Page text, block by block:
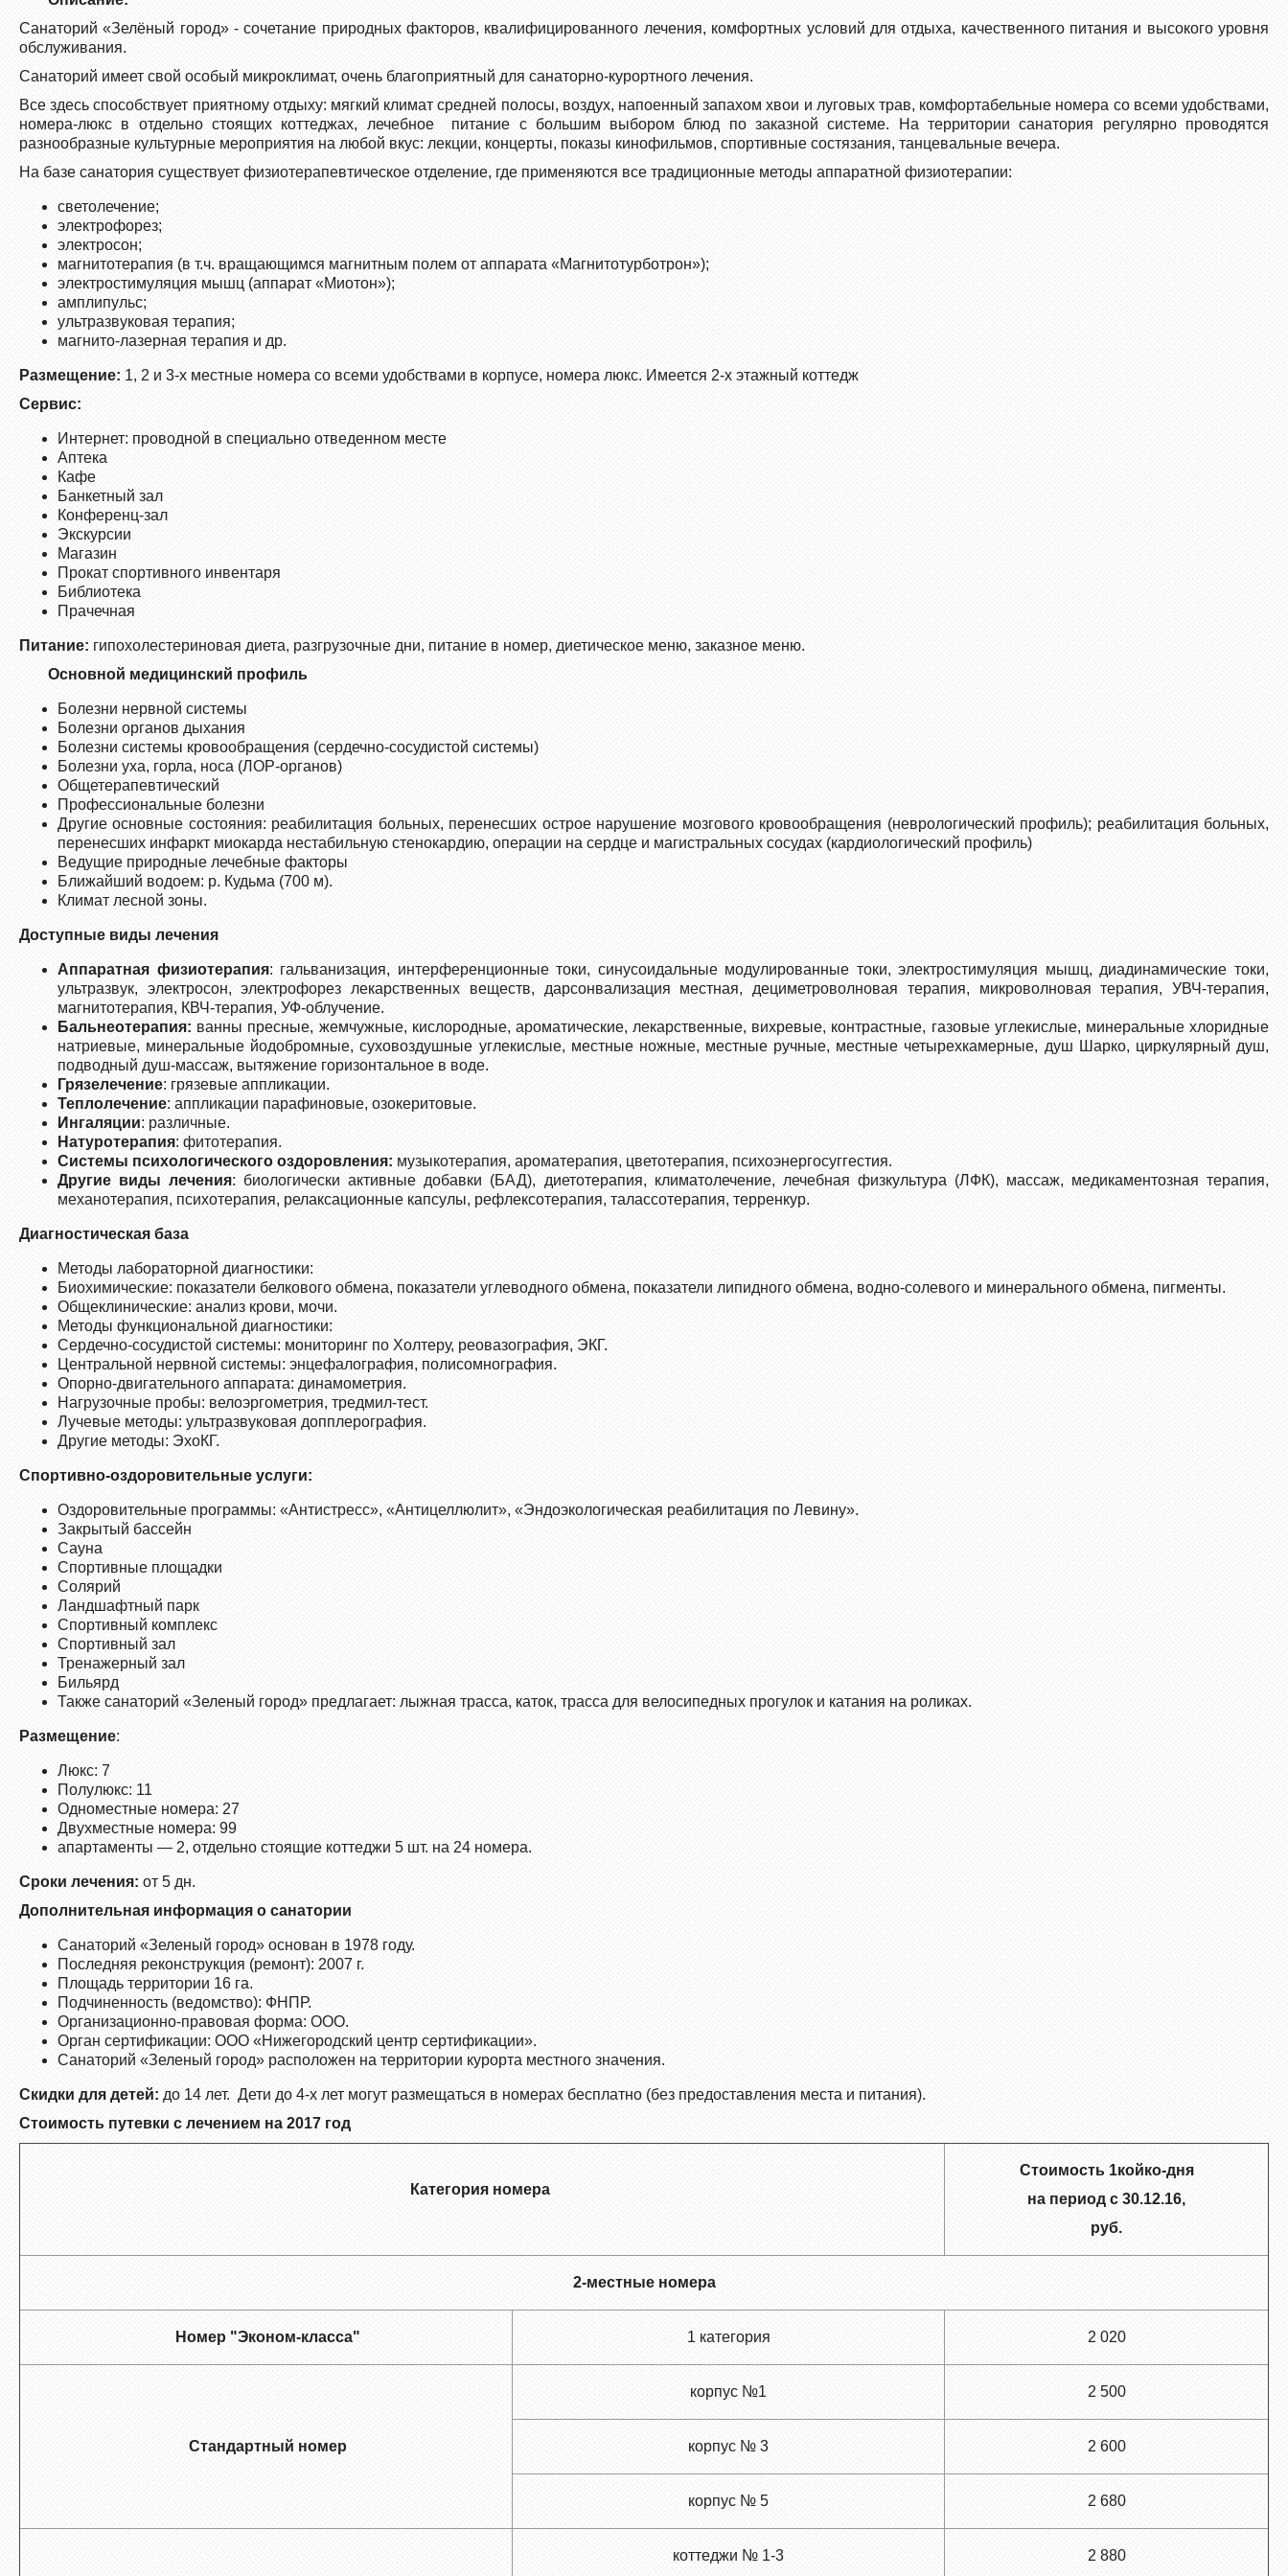
Санаторий «Зелёный город» - сочетание природных факторов, квалифицированного лечения, комфортных условий для отдыха, качественного питания и высокого уровня
обслуживания.
Санаторий имеет свой особый микроклимат, очень благоприятный для санаторно-курортного лечения.
Все здесь способствует приятному отдыху: мягкий климат средней полосы, воздух, напоенный запахом хвои и луговых трав, комфортабельные номера со всеми удобствами,
номера-люкс в отдельно стоящих коттеджах, лечебное питание с большим выбором блюд по заказной системе. На территории санатория регулярно проводятся
разнообразные культурные мероприятия на любой вкус: лекции, концерты, показы кинофильмов, спортивные состязания, танцевальные вечера.
На базе санатория существует физиотерапевтическое отделение, где применяются все традиционные методы аппаратной физиотерапии:
светолечение;
электрофорез;
электросон;
магнитотерапия (в т.ч. вращающимся магнитным полем от аппарата «Магнитотурботрон»);
электростимуляция мышц (аппарат «Миотон»);
амплипульс;
ультразвуковая терапия;
магнито-лазерная терапия и др.
Размещение: 1, 2 и 3-х местные номера со всеми удобствами в корпусе, номера люкс. Имеется 2-х этажный коттедж
Сервис:
Интернет: проводной в специально отведенном месте
Аптека
Кафе
Банкетный зал
Конференц-зал
Экскурсии
Магазин
Прокат спортивного инвентаря
Библиотека
Прачечная
Питание: гипохолестериновая диета, разгрузочные дни, питание в номер, диетическое меню, заказное меню.
Основной медицинский профиль
Болезни нервной системы
Болезни органов дыхания
Болезни системы кровообращения (сердечно-сосудистой системы)
Болезни уха, горла, носа (ЛОР-органов)
Общетерапевтический
Профессиональные болезни
Другие основные состояния: реабилитация больных, перенесших острое нарушение мозгового кровообращения (неврологический профиль); реабилитация больных,
перенесших инфаркт миокарда нестабильную стенокардию, операции на сердце и магистральных сосудах (кардиологический профиль)
Ведущие природные лечебные факторы
Ближайший водоем: р. Кудьма (700 м).
Климат лесной зоны.
Доступные виды лечения
Аппаратная физиотерапия: гальванизация, интерференционные токи, синусоидальные модулированные токи, электростимуляция мышц, диадинамические токи,
ультразвук, электросон, электрофорез лекарственных веществ, дарсонвализация местная, дециметроволновая терапия, микроволновая терапия, УВЧ-терапия,
магнитотерапия, КВЧ-терапия, УФ-облучение.
Бальнеотерапия: ванны пресные, жемчужные, кислородные, ароматические, лекарственные, вихревые, контрастные, газовые углекислые, минеральные хлоридные
натриевые, минеральные йодобромные, суховоздушные углекислые, местные ножные, местные ручные, местные четырехкамерные, душ Шарко, циркулярный душ,
подводный душ-массаж, вытяжение горизонтальное в воде.
Грязелечение: грязевые аппликации.
Теплолечение: аппликации парафиновые, озокеритовые.
Ингаляции: различные.
Натуротерапия: фитотерапия.
Системы психологического оздоровления: музыкотерапия, ароматерапия, цветотерапия, психоэнергосуггестия.
Другие виды лечения: биологически активные добавки (БАД), диетотерапия, климатолечение, лечебная физкультура (ЛФК), массаж, медикаментозная терапия,
механотерапия, психотерапия, релаксационные капсулы, рефлексотерапия, талассотерапия, терренкур.
Диагностическая база
Методы лабораторной диагностики:
Биохимические: показатели белкового обмена, показатели углеводного обмена, показатели липидного обмена, водно-солевого и минерального обмена, пигменты.
Общеклинические: анализ крови, мочи.
Методы функциональной диагностики:
Сердечно-сосудистой системы: мониторинг по Холтеру, реовазография, ЭКГ.
Центральной нервной системы: энцефалография, полисомнография.
Опорно-двигательного аппарата: динамометрия.
Нагрузочные пробы: велоэргометрия, тредмил-тест.
Лучевые методы: ультразвуковая допплерография.
Другие методы: ЭхоКГ.
Спортивно-оздоровительные услуги:
Оздоровительные программы: «Антистресс», «Антицеллюлит», «Эндоэкологическая реабилитация по Левину».
Закрытый бассейн
Сауна
Спортивные площадки
Солярий
Ландшафтный парк
Спортивный комплекс
Спортивный зал
Тренажерный зал
Бильярд
Также санаторий «Зеленый город» предлагает: лыжная трасса, каток, трасса для велосипедных прогулок и катания на роликах.
Размещение:
Люкс: 7
Полулюкс: 11
Одноместные номера: 27
Двухместные номера: 99
апартаменты — 2, отдельно стоящие коттеджи 5 шт. на 24 номера.
Сроки лечения: от 5 дн.
Дополнительная информация о санатории
Санаторий «Зеленый город» основан в 1978 году.
Последняя реконструкция (ремонт): 2007 г.
Площадь территории 16 га.
Подчиненность (ведомство): ФНПР.
Организационно-правовая форма: ООО.
Орган сертификации: ООО «Нижегородский центр сертификации».
Санаторий «Зеленый город» расположен на территории курорта местного значения.
Скидки для детей: до 14 лет. Дети до 4-х лет могут размещаться в номерах бесплатно (без предоставления места и питания).
Стоимость путевки с лечением на 2017 год
Категория номера
Стоимость 1койко-дня
на период с 30.12.16,
руб.
2-местные номера
Номер "Эконом-класса" 1 категория 2 020
Стандартный номер
корпус №1 2 500
корпус № 3 2 600
корпус № 5 2 680
коттеджи № 1-3 2 880